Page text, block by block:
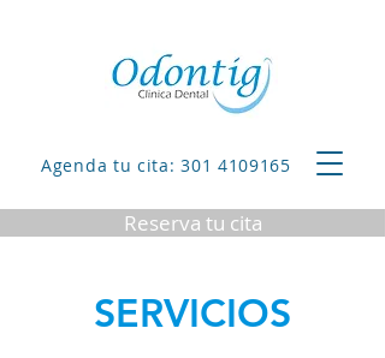
Agenda tu cita: 301 4109165
Reserva tu cita
SERVICIOS